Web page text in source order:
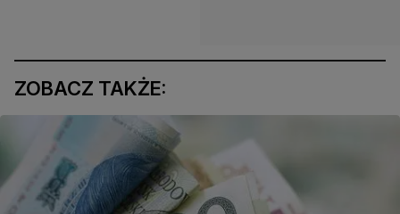
ZOBACZ TAKŻE: